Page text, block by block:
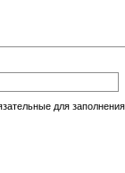
для заполнения.